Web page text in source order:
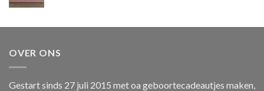
€39,99
OVER ONS
Gestart sinds 27 juli 2015 met oa geboortecadeautjes maken,